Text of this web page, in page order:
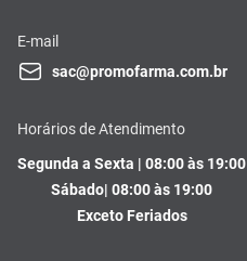
E-mail
sac@promofarma.com.br
Horários de Atendimento
Segunda a Sexta | 08:00 às 19:00
Sábado| 08:00 às 19:00
Exceto Feriados